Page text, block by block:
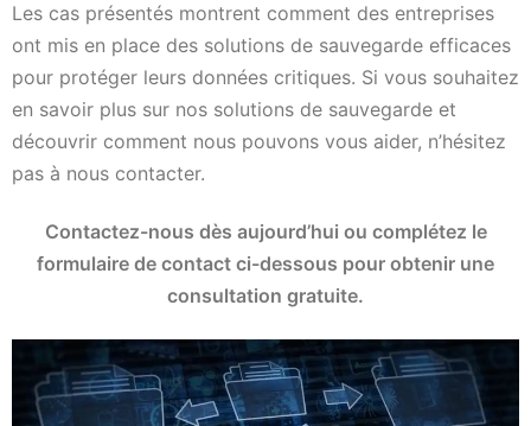
Les cas présentés montrent comment des entreprises
ont mis en place des solutions de sauvegarde efficaces
pour protéger leurs données critiques. Si vous souhaitez
en savoir plus sur nos solutions de sauvegarde et
découvrir comment nous pouvons vous aider, n’hésitez
pas à nous contacter.
Contactez-nous dès aujourd’hui ou complétez le
formulaire de contact ci-dessous pour obtenir une
consultation gratuite.